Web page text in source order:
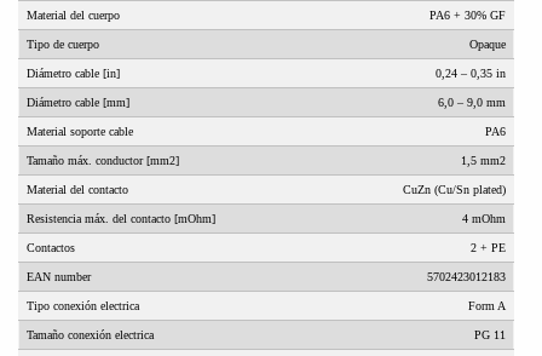
Material del cuerpo PA6 + 30% GF
Tipo de cuerpo Opaque
Diámetro cable [in] 0,24 – 0,35 in
Diámetro cable [mm] 6,0 – 9,0 mm
Material soporte cable PA6
Tamaño máx. conductor [mm2] 1,5 mm2
Material del contacto CuZn (Cu/Sn plated)
Resistencia máx. del contacto [mOhm] 4 mOhm
Contactos 2 + PE
EAN number 5702423012183
Tipo conexión electrica Form A
Tamaño conexión electrica PG 11